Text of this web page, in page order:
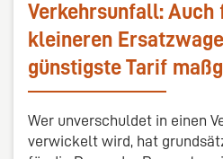
Verkehrsunfall: Auch
kleineren
günstigste Tarif
Wer unverschuldet in einen
verwickelt wird, hat